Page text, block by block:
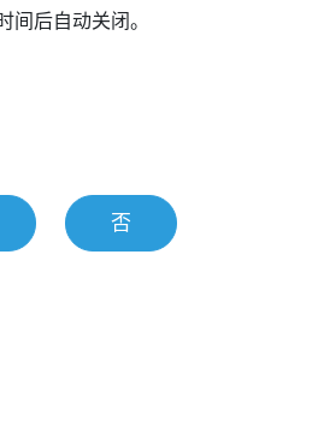
间后自动关闭。
否